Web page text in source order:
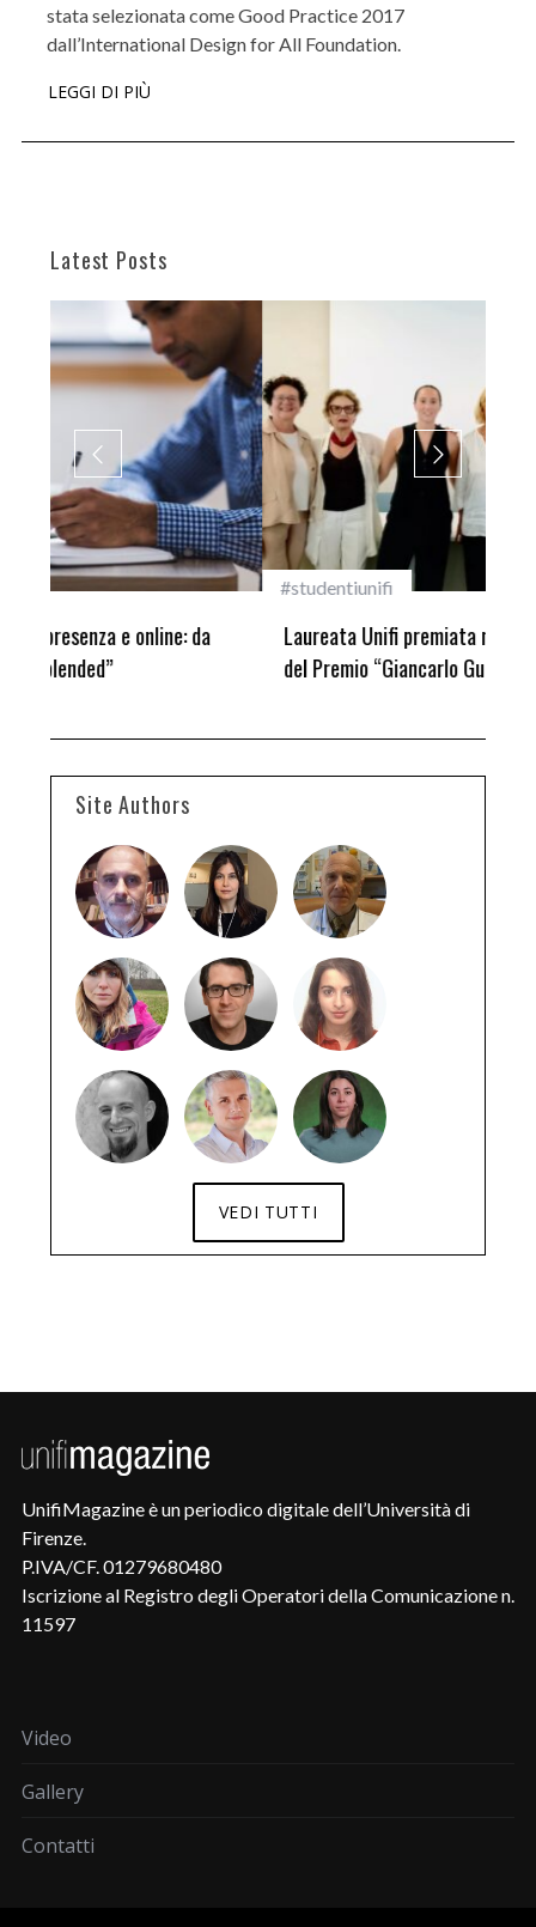
stata selezionata come Good Practice 2017
dall’International Design for All Foundation.
LEGGI DI PIÙ
Latest Posts
#studentiunifi
Laureata Unifi premiata nella settima edizione
del Premio “Giancarlo Guasti”
Site Authors
VEDI TUTTI
UnifiMagazine è un periodico digitale dell’Università di
Firenze.
P.IVA/CF. 01279680480
Iscrizione al Registro degli Operatori della Comunicazione n.
11597
Video
Gallery
Contatti